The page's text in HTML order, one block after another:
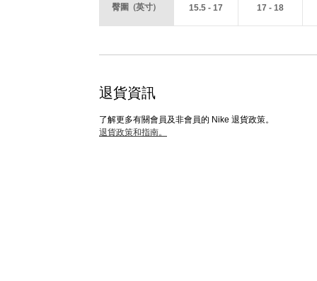
臀圍（英寸） 15.5 - 17 17 - 18
退貨資訊
了解更多有關會員及非會員的 Nike 退貨政策。
退貨政策和指南。